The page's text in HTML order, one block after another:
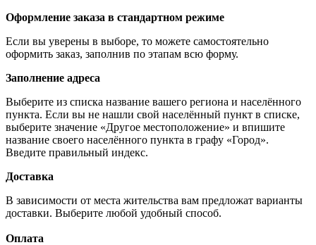
Оформление заказа в стандартном режиме
Если вы уверены в выборе, то можете самостоятельно
оформить заказ, заполнив по этапам всю форму.
Заполнение адреса
Выберите из списка название вашего региона и населённого
пункта. Если вы не нашли свой населённый пункт в списке,
выберите значение «Другое местоположение» и впишите
название своего населённого пункта в графу «Город».
Введите правильный индекс.
Доставка
В зависимости от места жительства вам предложат варианты
доставки. Выберите любой удобный способ.
Оплата